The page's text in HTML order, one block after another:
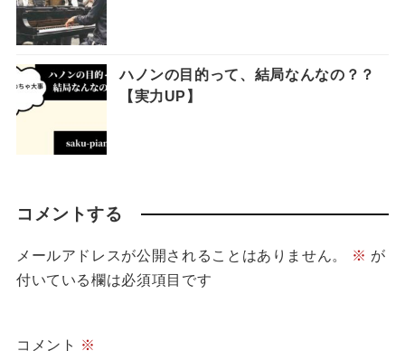
ハノンの目的って、結局なんなの？？
【実力UP】
コメントする
メールアドレスが公開されることはありません。 ※ が
付いている欄は必須項目です
コメント ※